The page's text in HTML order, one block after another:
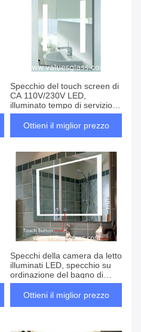
Specchio del touch screen di
CA 110V/230V LED,
illuminato tempo di servizio
dello specchio della parete
moltoOttieni il miglior prezzo
Specchi della camera da letto
illuminati LED, specchio su
ordinazione del bagno di
dimensione con le luci
Ottieni il miglior prezzo